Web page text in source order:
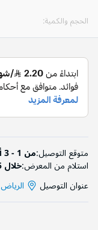
الحجم والكمية:
متوقع التوصيل:من 1 - 3 أيام
استلام من المعرض:خلال 25 دقيقة
عنوان التوصيل
الرياض